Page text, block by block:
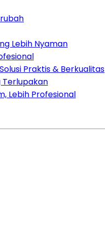
Lebih Nyaman
Praktis & Berkualitas
Terlupakan
Lebih Profesional